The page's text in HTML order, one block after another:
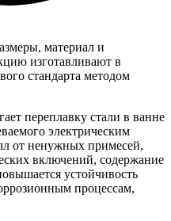
материал и
изготавливают в
стандарта методом
переплавку стали в ванне
электрическим
от ненужных примесей,
включений, содержание
устойчивость
процессам,